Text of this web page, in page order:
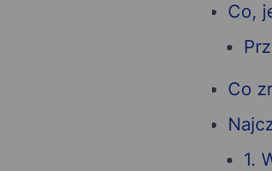
Co,
Co
1.